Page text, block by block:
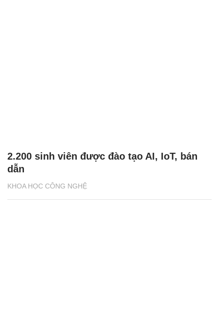
KHOA HỌC CÔNG NGHỆ
2.200 sinh viên được đào tạo AI, IoT, bán
dẫn